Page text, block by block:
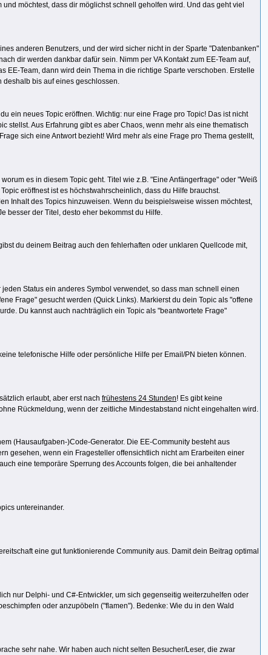
und möchtest, dass dir möglichst schnell geholfen wird. Und das geht viel
anderen Benutzers, und der wird sicher nicht in der Sparte "Datenbanken"
dir werden dankbar dafür sein. Nimm per VA Kontakt zum EE-Team auf,
EE-Team, dann wird dein Thema in die richtige Sparte verschoben. Erstelle
deshalb bis auf eines geschlossen.
ein neues Topic eröffnen. Wichtig: nur eine Frage pro Topic! Das ist nicht
stellst. Aus Erfahrung gibt es aber Chaos, wenn mehr als eine thematisch
sich eine Antwort bezieht! Wird mehr als eine Frage pro Thema gestellt,
es in diesem Topic geht. Titel wie z.B. "Eine Anfängerfrage" oder "Weiß
eröffnest ist es höchstwahrscheinlich, dass du Hilfe brauchst.
Inhalt des Topics hinzuweisen. Wenn du beispielsweise wissen möchtest,
besser der Titel, desto eher bekommst du Hilfe.
du deinem Beitrag auch den fehlerhaften oder unklaren Quellcode mit,
Status ein anderes Symbol verwendet, so dass man schnell einen
Frage" gesucht werden (Quick Links). Markierst du dein Topic als "offene
Du kannst auch nachträglich ein Topic als "beantwortete Frage"
telefonische Hilfe oder persönliche Hilfe per Email/PN bieten können.
erlaubt, aber erst nach frühestens 24 Stunden! Es gibt keine
Rückmeldung, wenn der zeitliche Mindestabstand nicht eingehalten wird.
(Hausaufgaben-)Code-Generator. Die EE-Community besteht aus
gesehen, wenn ein Fragesteller offensichtlich nicht am Erarbeiten einer
eine temporäre Sperrung des Accounts folgen, die bei anhaltender
untereinander.
eine gut funktionierende Community aus. Damit dein Beitrag optimal
nur Delphi- und C#-Entwickler, um sich gegenseitig weiterzuhelfen oder
oder anzupöbeln ("flamen"). Bedenke: Wie du in den Wald
sehr nahe. Wir haben auch nicht selten Besucher/Leser, die zwar